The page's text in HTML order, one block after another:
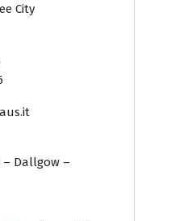
City
Dallgow –